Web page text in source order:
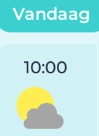
Vandaag
10:00